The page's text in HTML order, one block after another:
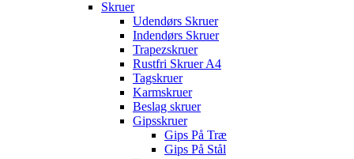
Skruer
Udendørs Skruer
Indendørs Skruer
Trapezskruer
Rustfri Skruer A4
Tagskruer
Karmskruer
Beslag skruer
Gipsskruer
Gips På Træ
Gips På Stål